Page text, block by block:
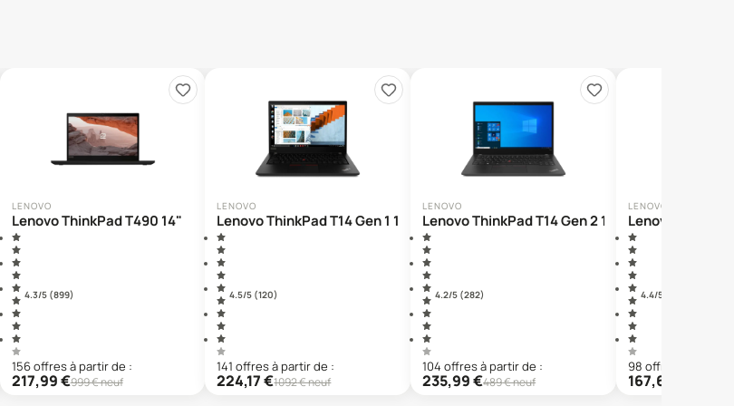
LENOVO
Lenovo ThinkPad T490 14"
4.3/5 (899)
156offresà partir de :
217,99€999€ neuf
LENOVO
Lenovo ThinkPad T14 Gen 1 14"
4.5/5 (120)
141 offresà partir de :
224,17€1092€ neuf
LENOVO
Lenovo ThinkPad T14 Gen 2 14"
4.2/5 (282)
104 offresà partir de :
235,99€489€ neuf
LENOVO
Lenovo
4.4/5 (
98 offre
167,67